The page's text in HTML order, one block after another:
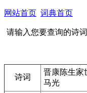
网站首页 词典首页
请输入您要查询的诗词
诗词
晋康陈生家
马光